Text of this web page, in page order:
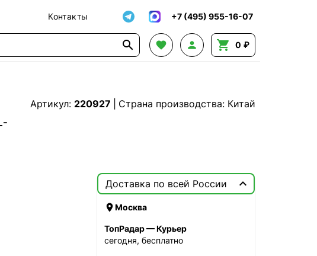
Контакты +7 (495) 955-16-07
    0 ₽
Артикул: 220927 Страна производства: Китай
Доставка по всей России 
Москва
ТопРадар — Курьер
сегодня, бесплатно